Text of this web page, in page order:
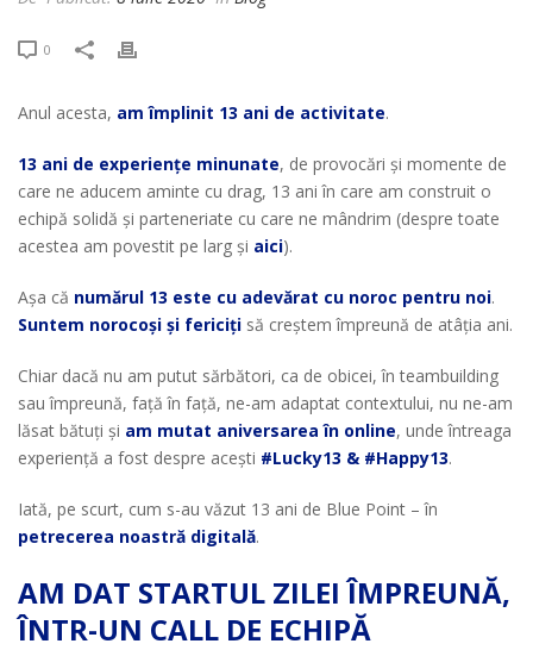
0
Anul acesta, am împlinit 13 ani de activitate.
13 ani de experiențe minunate, de provocări și momente de
care ne aducem aminte cu drag, 13 ani în care am construit o
echipă solidă și parteneriate cu care ne mândrim (despre toate
acestea am povestit pe larg și aici).
Așa că numărul 13 este cu adevărat cu noroc pentru noi.
Suntem norocoși și fericiți să creștem împreună de atâția ani.
Chiar dacă nu am putut sărbători, ca de obicei, în teambuilding
sau împreună, față în față, ne-am adaptat contextului, nu ne-am
lăsat bătuți și am mutat aniversarea în online, unde întreaga
experiență a fost despre acești #Lucky13 & #Happy13.
Iată, pe scurt, cum s-au văzut 13 ani de Blue Point – în
petrecerea noastră digitală.
AM DAT STARTUL ZILEI ÎMPREUNĂ,
ÎNTR-UN CALL DE ECHIPĂ